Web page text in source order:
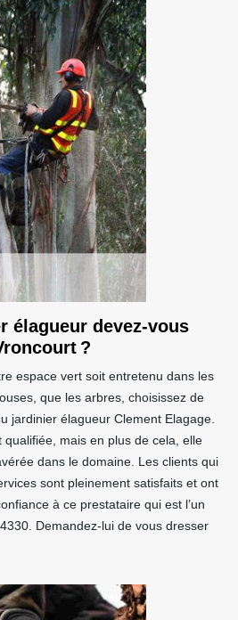
élagueur devez-vous
?
espace vert soit entretenu dans les
que les arbres, choisissez de
jardinier élagueur Clement Elagage.
mais en plus de cela, elle
dans le domaine. Les clients qui
sont pleinement satisfaits et ont
à ce prestataire qui est l’un
Demandez-lui de vous dresser